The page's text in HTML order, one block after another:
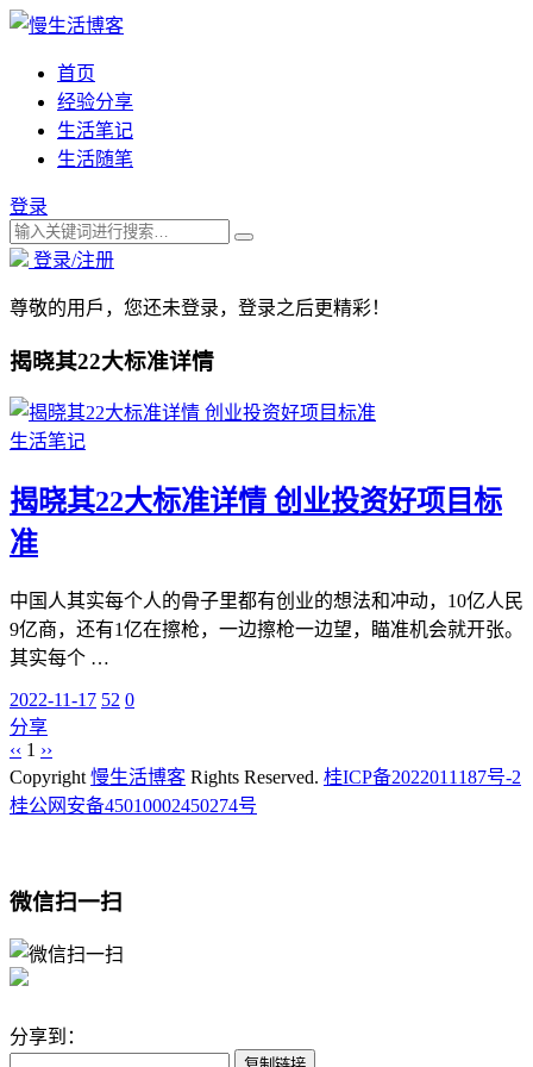
首页
经验分享
生活笔记
生活随笔
登录
登录/注册
尊敬的用戶，您还未登录，登录之后更精彩！
揭晓其22大标准详情
生活笔记
揭晓其22大标准详情 创业投资好项目标
准
中国人其实每个人的骨子里都有创业的想法和冲动，10亿人民
9亿商，还有1亿在擦枪，一边擦枪一边望，瞄准机会就开张。
其实每个 …
2022-11-17 52 0
分享
‹‹ 1 ››
Copyright 慢生活博客 Rights Reserved. 桂ICP备2022011187号-2
桂公网安备45010002450274号
微信扫一扫
分享到：